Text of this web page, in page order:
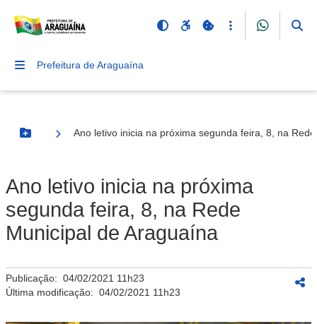
Prefeitura de Araguaína
Botão Menu
Ano letivo inicia na próxima segunda feira, 8, na
Ano letivo inicia na próxima
segunda feira, 8, na Rede
Municipal de Araguaína
Publicação: 04/02/2021 11h23
Última modificação: 04/02/2021 11h23